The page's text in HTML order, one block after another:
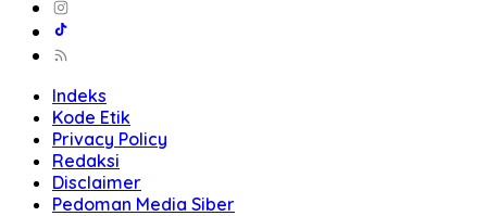
Indeks
Kode Etik
Privacy Policy
Redaksi
Disclaimer
Pedoman Media Siber